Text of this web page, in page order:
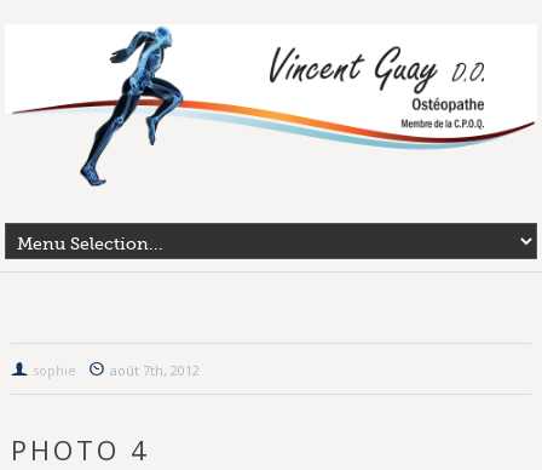
sophie août 7th, 2012
PHOTO 4